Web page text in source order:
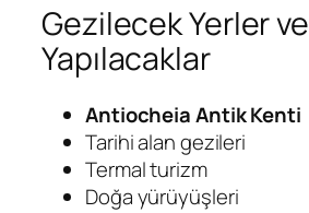
Gezilecek Yerler ve
Yapılacaklar
Antiocheia Antik Kenti
Tarihi alan gezileri
Termal turizm
Doğa yürüyüşleri